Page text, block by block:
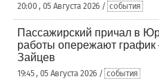
20:00 , 05 Августа 2026 / события
Пассажирский причал в
работы опережают
Зайцев
19:45 , 05 Августа 2026 / события